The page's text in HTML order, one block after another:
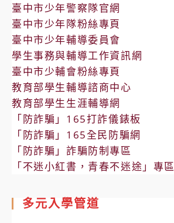
臺中市少年警察隊官網
臺中市少年隊粉絲專頁
臺中市少年輔導委員會
學生事務與輔導工作資訊網
臺中市少輔會粉絲專頁
教育部學生輔導諮商中心
教育部學生生涯輔導網
「防詐騙」165打詐儀錶板
「防詐騙」165全民防騙網
「防詐騙」詐騙防制專區
「不迷小紅書，青春不迷途」專區
多元入學管道